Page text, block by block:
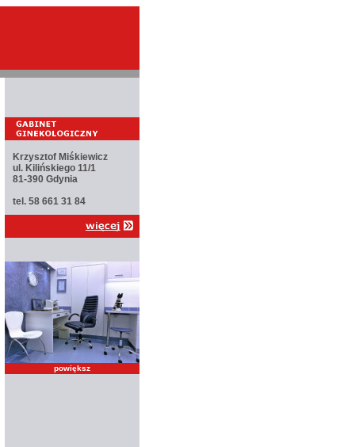
Krzysztof Miśkiewicz
ul. Kilińskiego 11/1
81-390 Gdynia
tel. 58 661 31 84
powiększ